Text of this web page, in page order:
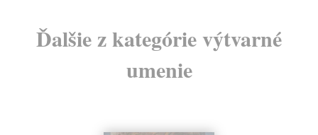
Ďalšie z kategórie výtvarné
umenie